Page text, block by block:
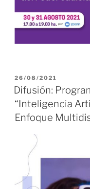
PUBLICADO
EL
26/08/2021
Difusión:
“Inteligencia
Enfoque